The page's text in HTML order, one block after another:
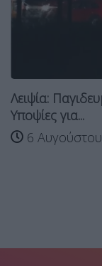
Λειψία:
Υποψίες για...
6